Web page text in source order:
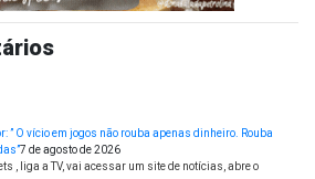
” O vício em jogos não rouba apenas dinheiro. Rouba
7 de agosto de 2026
, liga a TV, vai acessar um site de notícias, abre o